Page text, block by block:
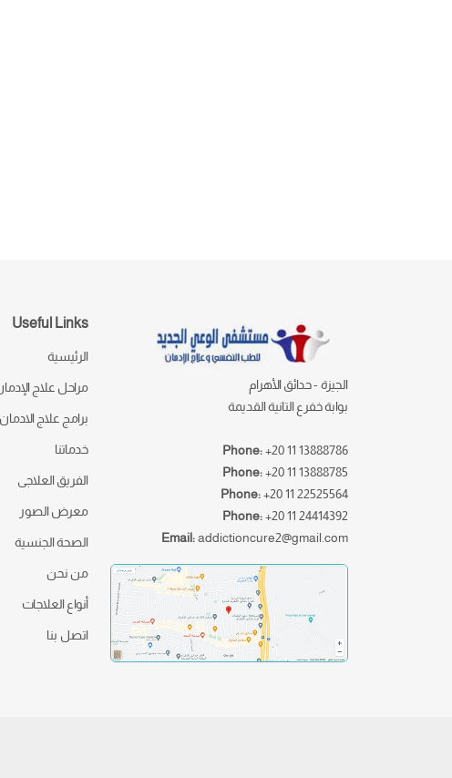
الجيزة - حدائق الأهرام
بوابة خفرع التانية القديمة
Phone:+20 11 13888786
Phone:+20 11 13888785
Phone:+20 11 22525564
Phone:+20 11 24414392
Email:addictioncure2@gmail.com
Useful Links
الرئيسية
مراحل علاج
برامج علاج الادمان
خدماتنا
الفريق العلاجى
معرض الصور
الصحة الجنسية
من نحن
أنواع العلاجات
اتصل بنا